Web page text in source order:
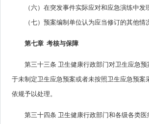
（六）在突发事件实际应对和应急演练中发
（七）预案编制单位认为应当修订的其他情
第七章 考核与保障
第三十三条 卫生健康行政部门对卫生应急
于未制定卫生应急预案或者未按照卫生应急预
依规予以处理。
第三十四条 卫生健康行政部门和各级各类